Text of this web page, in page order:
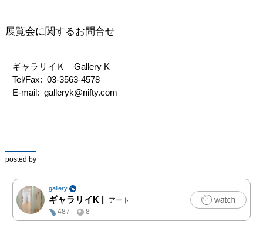
も、優しく繊細な色彩が
寄せては返す波のように
連なっていく林信男の絵
画。めまぐるしく喧騒に
満ちた現代社会を生きる
展覧会に関するお問合せ
ギャラリイＫ　Gallery K
Tel/Fax:  03-3563-4578
E-mail:  galleryk@nifty.com
posted by
gallery
ギャラリイK |
アート
487
8